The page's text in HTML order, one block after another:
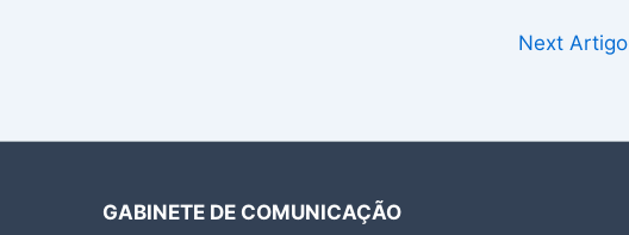
Next Artigo
GABINETE DE COMUNICAÇÃO